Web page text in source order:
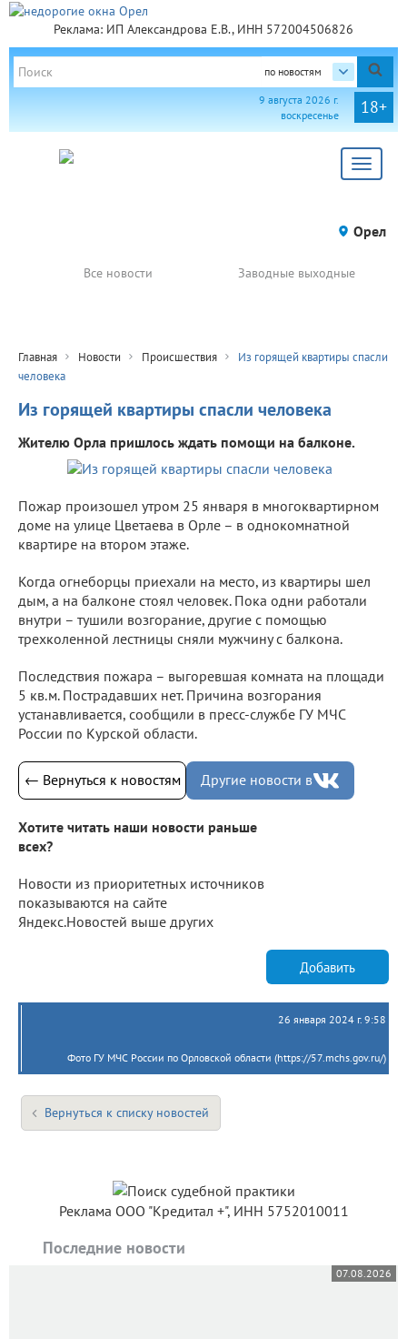
Реклама: ИП Александрова Е.В., ИНН 572004506826
по новостям
18+
9 августа 2026 г.
воскресенье
Toggle
Орел
Все новости Заводные выходные
Главная Новости Происшествия
Из горящей квартиры спасли
человека
Из горящей квартиры спасли человека
Жителю Орла пришлось ждать помощи на балконе.
Пожар произошел утром 25 января в многоквартирном
доме на улице Цветаева в Орле – в однокомнатной
квартире на втором этаже.
Когда огнеборцы приехали на место, из квартиры шел
дым, а на балконе стоял человек. Пока одни работали
внутри – тушили возгорание, другие с помощью
трехколенной лестницы сняли мужчину с балкона.
Последствия пожара – выгоревшая комната на площади
5 кв.м. Пострадавших нет. Причина возгорания
устанавливается, сообщили в пресс-службе ГУ МЧС
России по Курской области.
← Вернуться к новостям Другие новости в
Хотите читать наши новости раньше
всех?
Новости из приоритетных источников
показываются на сайте
Яндекс.Новостей выше других
Добавить
26 января 2024 г. 9:58
Фото ГУ МЧС России по Орловской области (https://57.mchs.gov.ru/)
Вернуться к списку новостей
Реклама ООО "Кредитал +", ИНН 5752010011
Последние новости
07.08.2026